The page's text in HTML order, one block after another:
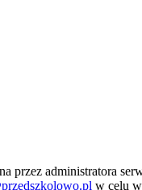
przez administratora
w celu